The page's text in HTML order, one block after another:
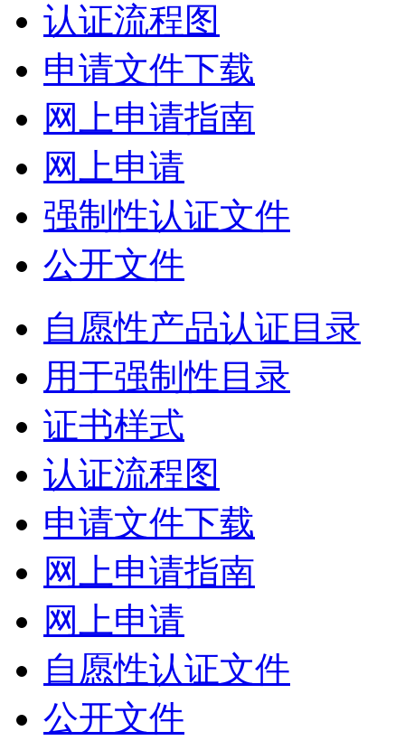
认证流程图
申请文件下载
网上申请指南
网上申请
强制性认证文件
公开文件
自愿性产品认证目录
用于强制性目录
证书样式
认证流程图
申请文件下载
网上申请指南
网上申请
自愿性认证文件
公开文件